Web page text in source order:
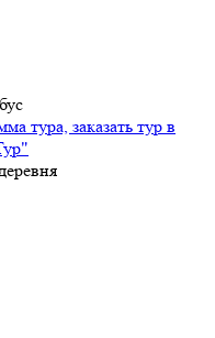
тура, заказать тур в